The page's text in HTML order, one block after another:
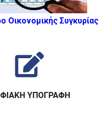
Οικονομικής Συγκυρίας